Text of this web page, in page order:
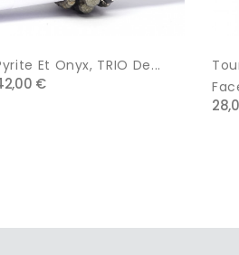
Et Onyx, TRIO De...
€